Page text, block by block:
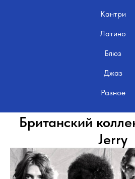
Кантри
Латино
Блюз
Джаз
Разное
Британский
Jerry